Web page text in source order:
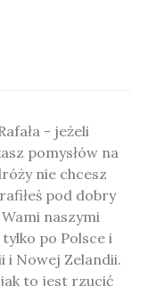
- jeżeli
pomysłów na
nie chcesz
pod dobry
naszymi
po Polsce i
i Nowej Zelandii.
to jest rzucić